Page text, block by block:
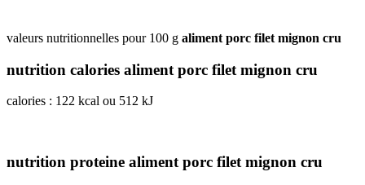
H
I J K L M
N
O
P Q R S T
U
valeurs nutritionnelles pour 100 g aliment porc filet mignon cru
nutrition calories aliment porc filet mignon cru
calories : 122 kcal ou 512 kJ
nutrition proteine aliment porc filet mignon cru